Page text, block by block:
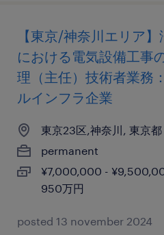
【東京/神奈川エリア
における電気設備工事
理（主任）技術者業務
ルインフラ企業
東京23区,神奈川, 東京都
permanent
¥7,000,000 -
950万円
posted 13 november 2024